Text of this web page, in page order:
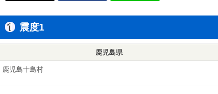
震度1
鹿児島県
鹿児島十島村